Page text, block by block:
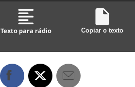
Texto para rádio Copiar o texto